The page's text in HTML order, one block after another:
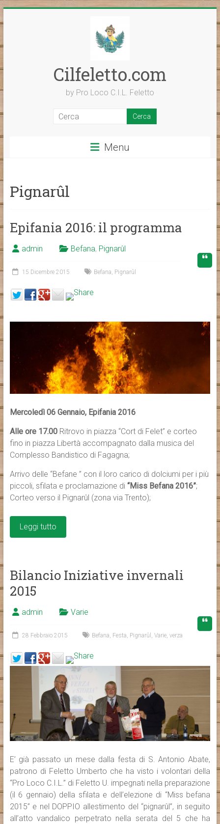
al
Cilfeletto.com
by Pro Loco C.I.L. Feletto
Menu
Pignarûl
Epifania 2016: il programma
admin Befana, Pignarûl
15 Dicembre 2015 Befana, Pignarûl
Mercoledì 06 Gennaio, Epifania 2016
Alle ore 17.00Ritrovo in piazza “Cort di Felet” e corteo
fino in piazza Libertà accompagnato dalla musica del
Complesso Bandistico di Fagagna;
Arrivo delle “Befane ” con il loro carico di dolciumi per i più
piccoli, sfilata e proclamazione di “Miss Befana 2016”;
Corteo verso il Pignarûl (zona via Trento);
Leggi tutto
Bilancio Iniziative invernali
2015
admin Varie
28 Febbraio 2015 Befana, Festa, Pignarûl , Varie, verza
E’ già passato un mese dalla festa di S. Antonio Abate,
patrono di Feletto Umberto che ha visto i volontari della
“Pro Loco C.I.L.” di Feletto U. impegnati nella preparazione
(il 6 gennaio) della sfilata e dell’elezione di “Miss befana
2015” e nel DOPPIO allestimento del “pignarûl”, in seguito
all’atto vandalico perpetrato nella serata del 5 che ha